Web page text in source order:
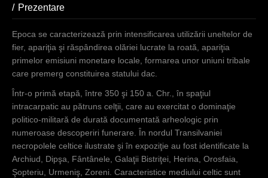
la roată,
apariţia
primelor
emisiuni
formarea
unor uniuni
tribale care
premerg
constituirea
statului dac.
s
i
n
d
h
i
e
r
Prezentare
Epoca se caracterizează prin intensificarea utilizării uneltelor de
fier, apariţia şi răspândirea olăriei lucrate la roată, apariţia
primelor emisiuni monetare locale, formarea unor uniuni tribale
care premerg constituirea statului dac.
Într-o primă etapă, între 350 şi 150 a. Chr., în spaţiul
intracarpatic au pătruns celţii, care au exercitat o dominaţie
politico-militară de durată documentată arheologic prin
numeroase descoperiri funerare. În nordul Transilvaniei
necropolele celtice ilustrate şi în expoziţie au fost identificate la
Archiud, Dipşa, Fântânele, Galaţii Bistriţei, Herina, Orosfaia,
Şopteriu, Urmeniş, Zoreni. Caracteristice mediului celtic sunt